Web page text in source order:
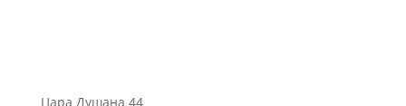
Цара Душана 44